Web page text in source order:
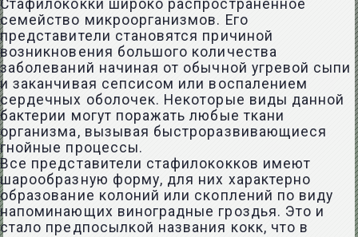
Стафилококки широко распространенное
семейство микроорганизмов. Его
представители становятся причиной
возникновения большого количества
заболеваний начиная от обычной угревой сыпи
и заканчивая сепсисом или воспалением
сердечных оболочек. Некоторые виды данной
бактерии могут поражать любые ткани
организма, вызывая быстроразвивающиеся
гнойные процессы.
Все представители стафилококков имеют
шарообразную форму, для них характерно
образование колоний или скоплений по виду
напоминающих виноградные гроздья. Это и
стало предпосылкой названия кокк, что в